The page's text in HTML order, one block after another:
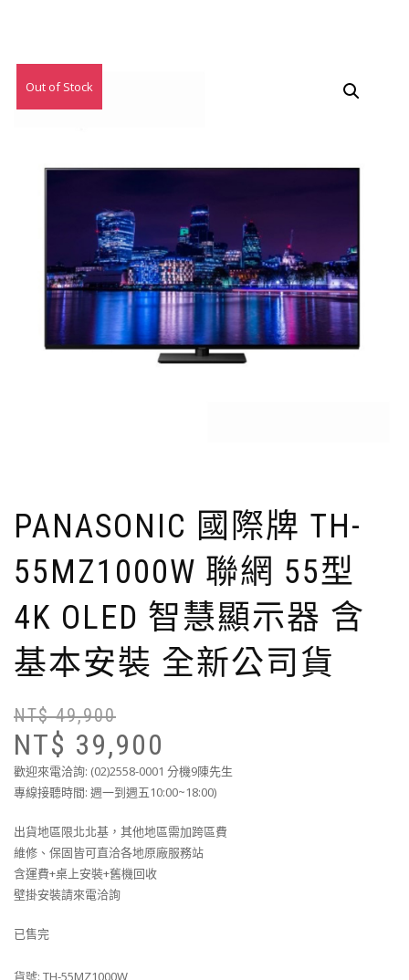
特價
Out of Stock
PANASONIC 國際牌 TH-
55MZ1000W 聯網 55型
4K OLED 智慧顯示器 含
基本安裝 全新公司貨
NT$49,900
NT$ 39,900
歡迎來電洽詢: (02)2558-0001 分機9陳先生
專線接聽時間: 週一到週五10:00~18:00)
出貨地區限北北基，其他地區需加跨區費
維修、保固皆可直洽各地原廠服務站
含運費+桌上安裝+舊機回收
壁掛安裝請來電洽詢
已售完
貨號: TH-55MZ1000W